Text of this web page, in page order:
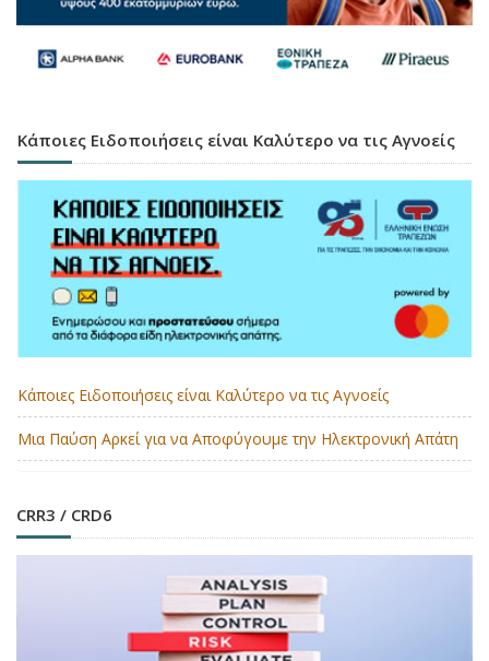
Κάποιες Ειδοποιήσεις είναι Καλύτερο να τις Αγνοείς
Κάποιες Ειδοποιήσεις είναι Καλύτερο να τις Αγνοείς
Μια Παύση Αρκεί για να Αποφύγουμε την Ηλεκτρονική Απάτη
CRR3 / CRD6